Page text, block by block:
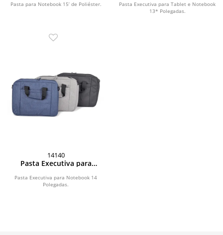
Pasta para Notebook 15’ de Poliéster.
Pasta Executiva para Tablet e Notebook
13* Polegadas.
14140
Pasta Executiva para
Pasta Executiva para Notebook 14
Polegadas.